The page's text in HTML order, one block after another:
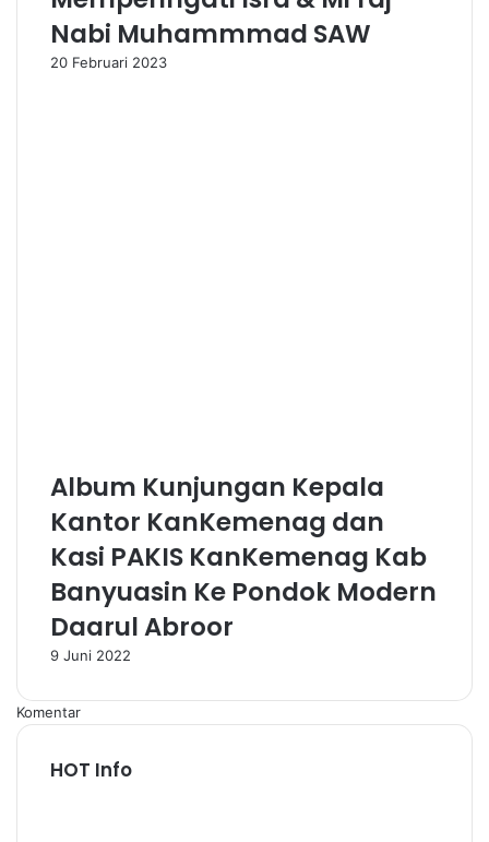
Nabi Muhammmad SAW
20 Februari 2023
Album Kunjungan Kepala
Kantor KanKemenag dan
Kasi PAKIS KanKemenag Kab
Banyuasin Ke Pondok Modern
Daarul Abroor
9 Juni 2022
Komentar
HOT Info